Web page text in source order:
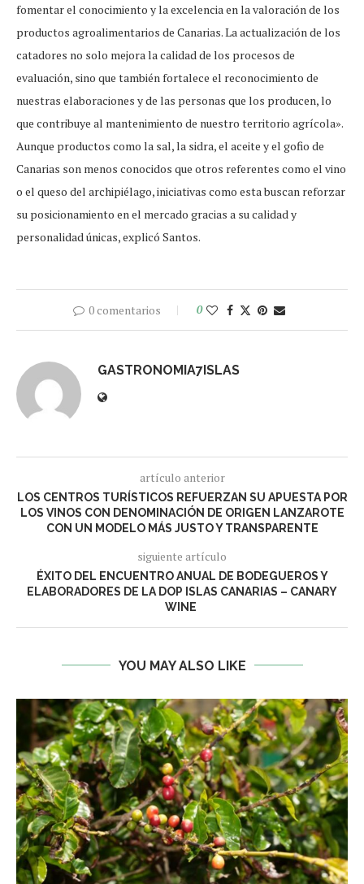
fomentar el conocimiento y la excelencia en la valoración de los
productos agroalimentarios de Canarias. La actualización de los
catadores no solo mejora la calidad de los procesos de
evaluación, sino que también fortalece el reconocimiento de
nuestras elaboraciones y de las personas que los producen, lo
que contribuye al mantenimiento de nuestro territorio agrícola».
Aunque productos como la sal, la sidra, el aceite y el gofio de
Canarias son menos conocidos que otros referentes como el vino
o el queso del archipiélago, iniciativas como esta buscan reforzar
su posicionamiento en el mercado gracias a su calidad y
personalidad únicas, explicó Santos.
0 comentarios 0
GASTRONOMIA7ISLAS
artículo anterior
LOS CENTROS TURÍSTICOS REFUERZAN SU APUESTA POR
LOS VINOS CON DENOMINACIÓN DE ORIGEN LANZAROTE
CON UN MODELO MÁS JUSTO Y TRANSPARENTE
siguiente artículo
ÉXITO DEL ENCUENTRO ANUAL DE BODEGUEROS Y
ELABORADORES DE LA DOP ISLAS CANARIAS – CANARY
WINE
YOU MAY ALSO LIKE